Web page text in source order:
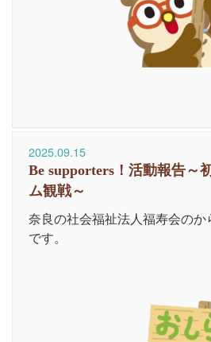
2025.09.15
Be supporters！活動報告～
ム観戦～
奈良の社会福祉法人福寿会の
です。